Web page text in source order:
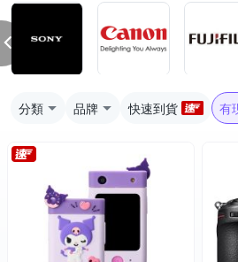
分類 品牌 快速到貨 有